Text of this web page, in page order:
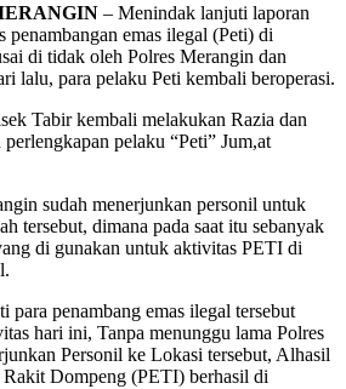
– Menindak lanjuti laporan
penambangan emas ilegal (Peti) di
di tidak oleh Polres Merangin dan
lalu, para pelaku Peti kembali beroperasi.
Tabir kembali melakukan Razia dan
pelaku “Peti” Jum,at
sudah menerjunkan personil untuk
tersebut, dimana pada saat itu sebanyak
di gunakan untuk aktivitas PETI di
para penambang emas ilegal tersebut
hari ini, Tanpa menunggu lama Polres
Personil ke Lokasi tersebut, Alhasil
Dompeng (PETI) berhasil di